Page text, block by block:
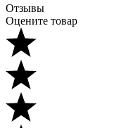
Отзывы
Оцените товар